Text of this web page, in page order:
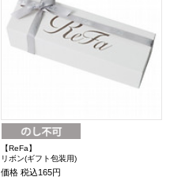
【ReFa】
リボン(ギフト包装用)
価格 税込165円